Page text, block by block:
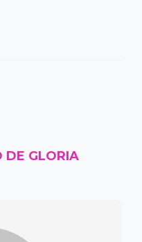
DE GLORIA